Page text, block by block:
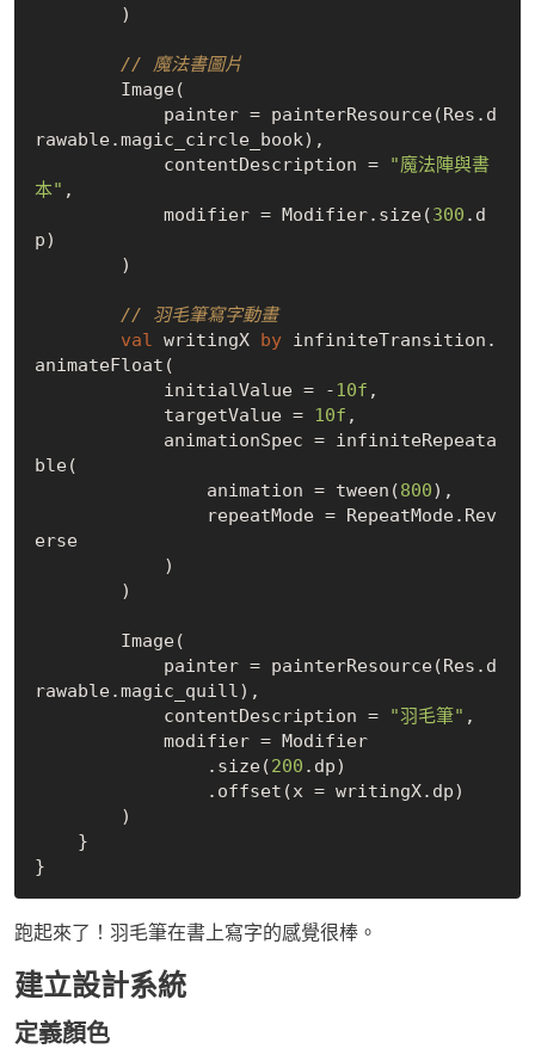
// 魔法書圖片
rawable.magic_circle_book),
            contentDescription =
"魔法陣與書
本" ,
            modifier = Modifier.size(
300 .d
p)
// 羽毛筆寫字動畫
val writingX by infiniteTransition.
animateFloat(
            initialValue = -
10f ,
            targetValue =
10f ,
ble(
                animation = tween(
800),
erse
rawable.magic_quill),
            contentDescription =
"羽毛筆" ,
                .size(
200 .dp)
跑起來了！羽毛筆在書上寫字的感覺很棒。
建立設計系統
定義顏色